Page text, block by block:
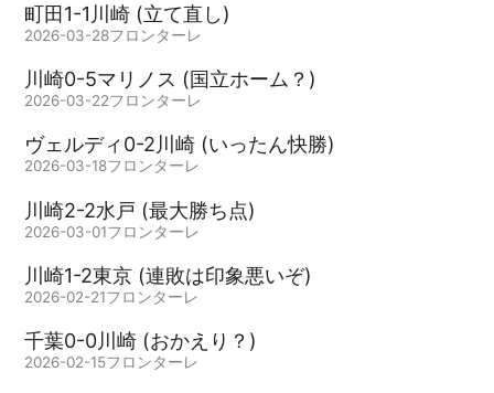
町田1-1川崎 (立て直し)
2026-03-28フロンターレ
川崎0-5マリノス (国立ホーム？)
2026-03-22フロンターレ
ヴェルディ0-2川崎 (いったん快勝)
2026-03-18フロンターレ
川崎2-2水戸 (最大勝ち点)
2026-03-01フロンターレ
川崎1-2東京 (連敗は印象悪いぞ)
2026-02-21フロンターレ
千葉0-0川崎 (おかえり？)
2026-02-15フロンターレ